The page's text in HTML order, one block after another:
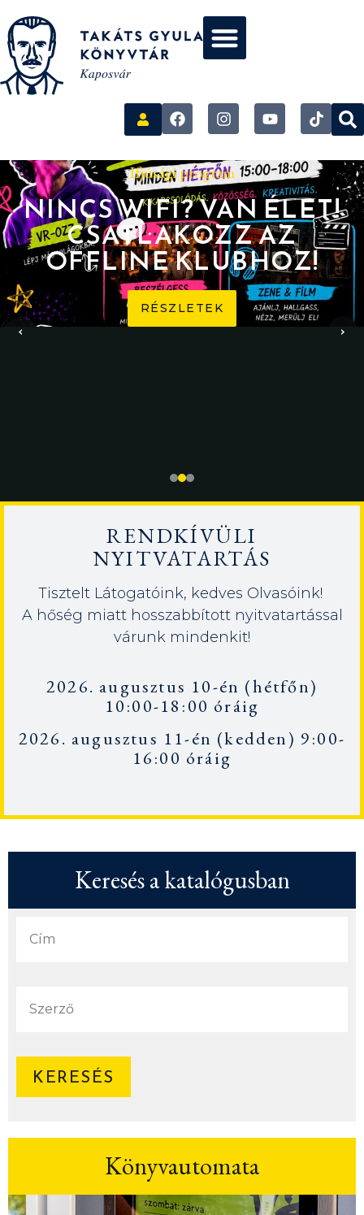
Ifjúsági program
NINCS WIFI? VAN ÉLET!
CSATLAKOZZ AZ
OFFLINE KLUBHOZ!
RÉSZLETEK
‹ ›
RENDKÍVÜLI
NYITVATARTÁS
Tisztelt Látogatóink, kedves Olvasóink!
A hőség miatt hosszabbított nyitvatartással
várunk mindenkit!
2026. augusztus 10-én (hétfőn)
10:00-18:00 óráig
2026. augusztus 11-én (kedden) 9:00-
16:00 óráig
Keresés a katalógusban
Könyvautomata